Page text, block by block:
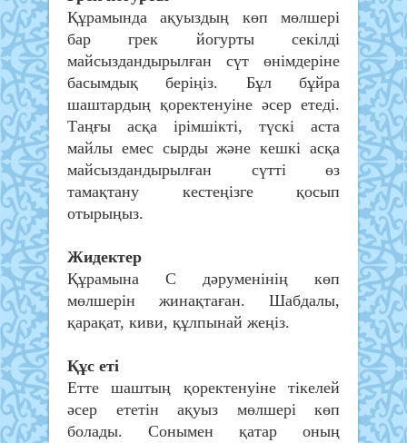
Құрамында ақуыздың көп мөлшері
бар грек йогурты секілді
майсыздандырылған сүт өнімдеріне
басымдық беріңіз. Бұл бұйра
шаштардың қоректенуіне әсер етеді.
Таңғы асқа ірімшікті, түскі аста
майлы емес сырды және кешкі асқа
майсыздандырылған сүтті өз
тамақтану кестеңізге қосып
отырыңыз.
Жидектер
Құрамына С дәруменінің көп
мөлшерін жинақтаған. Шабдалы,
қарақат, киви, құлпынай жеңіз.
Құс еті
Етте шаштың қоректенуіне тікелей
әсер ететін ақуыз мөлшері көп
болады. Сонымен қатар оның